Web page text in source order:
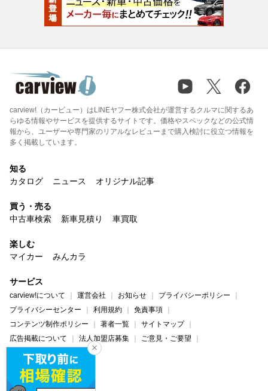
carview!（カービュー）はLINEヤフー株式会社が運営するクルマに関するあ
らゆる情報やサービスを提供するサイトです。価格やスペックなどの公式情
報から、ユーザーや専門家のリアルなレビューまで購入検討に役立つ情報を
多く掲載しています。
知る
カタログ
ニュース オリジナル記事
買う・売る
中古車検索
新車見積り 車買取
楽しむ
マイカー
みんカラ
サービス
carview!について 運営会社 お知らせ
プライバシーポリシー
プライバシーセンター
利用規約
免責事項
コンテンツ制作ポリシー
著者一覧
サイトマップ
広告掲載について
法人加盟店募集
ご意見・ご要望
ヘルプ・お問い合わせ
carview! Yahoo! JAPAN